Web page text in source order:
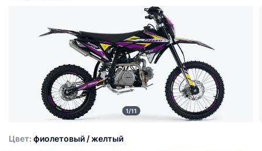
1/11
Цвет: фиолетовый / желтый